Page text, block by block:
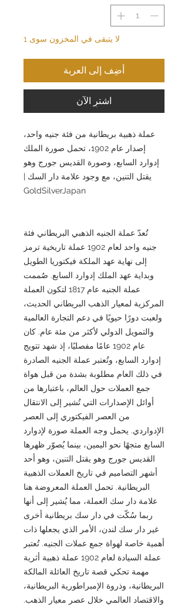
لا يتبقى في المخزون سوى 1
أضِف إلى العربة
اشترِ الآن
عملة ذهبية بريطانية من فئة جنيه واحد،
إصدار عام 1902، تحمل صورة الملك
إدوارد السابع، وصورة القديس جورج وهو
يقتل التنين، مع وجود علامة دار السك |
GoldSilverJapan
تُعدّ عملة الجنيه الذهبي البريطاني فئة
جنيه واحد لعام 1902 عملة تاريخية ترمز
إلى نهاية عهد الملكة فيكتوريا الطويل
وبداية عهد الملك إدوارد السابع. صُممت
عملة الجنيه عام 1817 لتكون العملة
المركزية لمعيار الذهب البريطاني الحديث،
ولعبت دورًا حيويًا في دعم التجارة العالمية
والتمويل الدولي لأكثر من مئة عام. كان
عام 1902 عامًا مفصليًا، إذ شهد تتويج
إدوارد السابع، وتُعتبر عملة الجنيه الصادرة
في ذلك العام مطلوبة بشدة من قبل هواة
جمع العملات حول العالم، باعتبارها من
أوائل الإصدارات التي تُشير إلى الانتقال
من العصر الفيكتوري إلى العصر
الإدواردي. يحمل وجه العملة صورة لإدوارد
السابع متجهًا نحو اليمين، بينما يُصوّر ظهرها
القديس جورج وهو يقتل التنين، وهو أحد
أشهر التصاميم في تاريخ العملات الذهبية
البريطانية. تحمل العملة المعروضة هنا
علامة دار سك العملة، مما يُشير إلى أنها
ربما سُكّت في دار سك بريطانية أخرى
غير دار سك لندن، الأمر الذي يجعلها ذات
أهمية خاصة لهواة جمع عملات الجنيه. تُعتبر
عملة السيادة لعام 1902 عملة ذهبية أثرية
مهمة تحكي قصة تاريخ العائلة المالكة
البريطانية، وذروة الإمبراطورية البريطانية،
والاقتصاد العالمي خلال عصر معيار الذهب.